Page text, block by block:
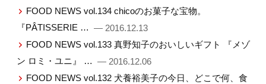
FOOD NEWS vol.134 chicoのお菓子な宝物。
『PÂTISSERIE … — 2016.12.13
FOOD NEWS vol.133 真野知子のおいしいギフト 『メゾ
ン ロミ・ユニ』 … — 2016.12.06
FOOD NEWS vol.132 犬養裕美子の今日、どこで何、食